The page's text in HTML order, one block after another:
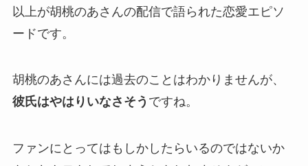
以上が胡桃のあさんの配信で語られた恋愛エピソ
ードです。
胡桃のあさんには過去のことはわかりませんが、
彼氏はやはりいなさそう ですね。
ファンにとってはもしかしたらいるのではないか